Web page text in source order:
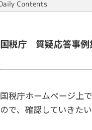
国税庁 質疑応答事
国税庁ホームページ上
ので、確認していきたい